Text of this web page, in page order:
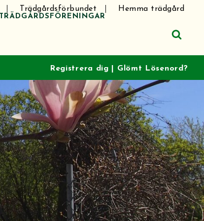
Trädgårdsförbundet Hemma trädgård
TRÄDGÅRDSFÖRENINGAR
Registrera dig Glömt Lösenord?